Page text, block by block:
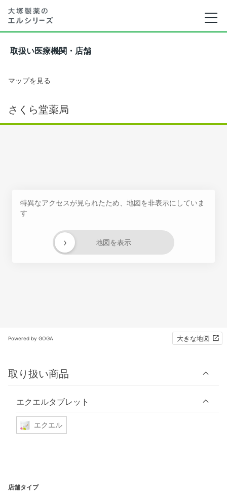
取扱い医療機関・店舗
マップを見る
さくら堂薬局
特異なアクセスが見られたため、地図を非表示にしていま
す
地図を表示
›
Powered by GOGA 大きな地図
取り扱い商品
エクエルタブレット
エクエル
店舗タイプ